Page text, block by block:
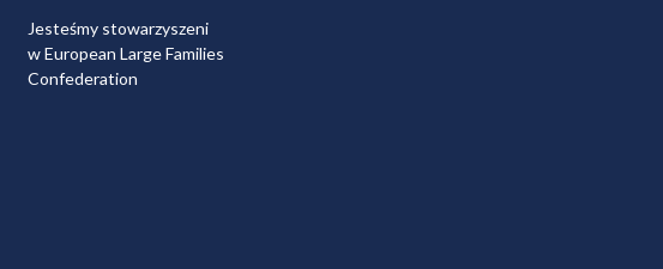
Jesteśmy stowarzyszeni
w European Large Families
Confederation